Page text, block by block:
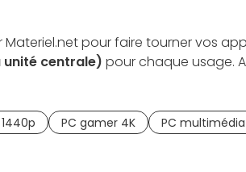
Materiel.net pour faire tourner vos
unité centrale) pour chaque usage.
courants comme la suite
vos tâches de calculs intensifs.
architectures de carte mère et de
PC gamer 4K PC multimédia